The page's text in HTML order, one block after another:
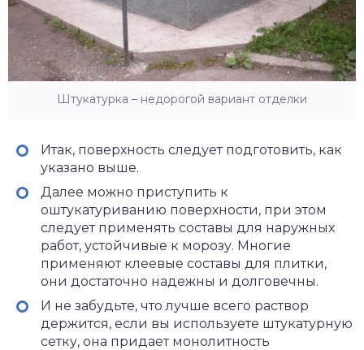
Штукатурка – недорогой вариант отделки
Итак, поверхность следует подготовить, как
указано выше.
Далее можно приступить к
оштукатуриванию поверхности, при этом
следует применять составы для наружных
работ, устойчивые к морозу. Многие
применяют клеевые составы для плитки,
они достаточно надежны и долговечны.
И не забудьте, что лучше всего раствор
держится, если вы используете штукатурную
сетку, она придает монолитность